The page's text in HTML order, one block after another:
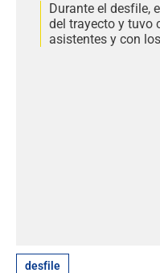
Durante el desfile,
del trayecto y tuvo
asistentes y con
desfile